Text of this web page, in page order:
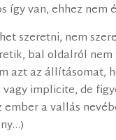
így van, ehhez nem
szeretni, nem
bal oldalról
azt az állításomat,
implicite, de
ember a vallás